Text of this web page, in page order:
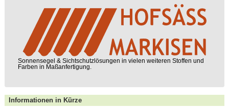
Sonnensegel & Sichtschutz­lösungen in vielen weiteren Stoffen und
Farben in Maßanfertigung.
Informationen in Kürze